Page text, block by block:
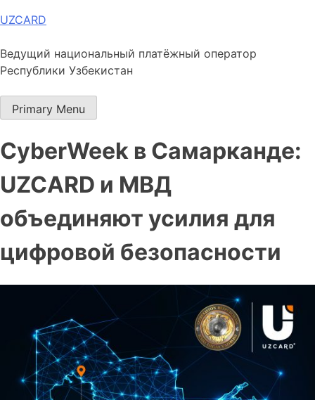
Skip
content
UZCARD
Ведущий национальный платёжный оператор
Республики Узбекистан
Primary Menu
CyberWeek в Самарканде:
UZCARD и МВД
объединяют усилия для
цифровой безопасности